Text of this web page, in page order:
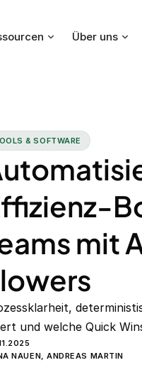
Über uns
& SOFTWARE
mit
und welche Quick
NAUEN, ANDREAS MARTIN